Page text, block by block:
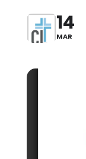
14
MAR